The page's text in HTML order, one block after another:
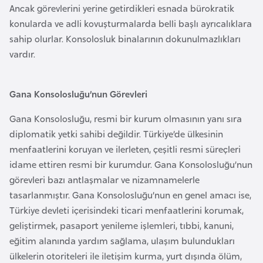
Ancak görevlerini yerine getirdikleri esnada bürokratik
konularda ve adli kovuşturmalarda belli başlı ayrıcalıklara
sahip olurlar. Konsolosluk binalarının dokunulmazlıkları
vardır.
Gana Konsolosluğu’nun Görevleri
Gana Konsolosluğu, resmi bir kurum olmasının yanı sıra
diplomatik yetki sahibi değildir. Türkiye’de ülkesinin
menfaatlerini koruyan ve ilerleten, çeşitli resmi süreçleri
idame ettiren resmi bir kurumdur. Gana Konsolosluğu’nun
görevleri bazı antlaşmalar ve nizamnamelerle
tasarlanmıştır. Gana Konsolosluğu’nun en genel amacı ise,
Türkiye devleti içerisindeki ticari menfaatlerini korumak,
geliştirmek, pasaport yenileme işlemleri, tıbbi, kanuni,
eğitim alanında yardım sağlama, ulaşım bulundukları
ülkelerin otoriteleri ile iletişim kurma, yurt dışında ölüm,
B
e
l
s
B
e
l
ç
i
k
a